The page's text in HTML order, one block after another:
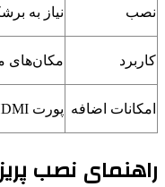
نصب نیاز به
کاربرد مکان‌های
امکانات اضافه پورت USB، HDMI و…
راهنمای نصب